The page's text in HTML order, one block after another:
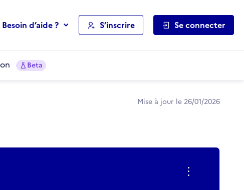
Besoin d’aide ? S’inscrire Se connecter
Beta
Mise à jour le 26/01/2026